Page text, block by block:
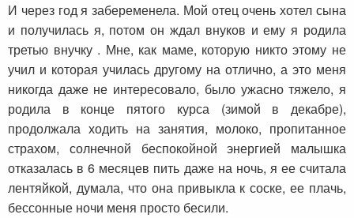
И через год я забеременела. Мой отец очень хотел сына
и получилась я, потом он ждал внуков и ему я родила
третью внучку . Мне, как маме, которую никто этому не
учил и которая училась другому на отлично, а это меня
никогда даже не интересовало, было ужасно тяжело, я
родила в конце пятого курса (зимой в декабре),
продолжала ходить на занятия, молоко, пропитанное
страхом, солнечной беспокойной энергией малышка
отказалась в 6 месяцев пить даже на ночь, я ее считала
лентяйкой, думала, что она привыкла к соске, ее плачь,
бессонные ночи меня просто бесили.